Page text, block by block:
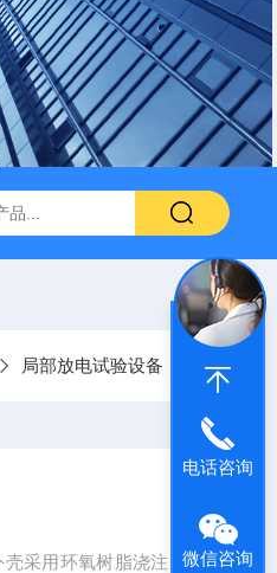
UHV-2000A局部放电测试仪高
局部放电试验设备
采用环氧树脂浇注，
电话咨询
微信咨询